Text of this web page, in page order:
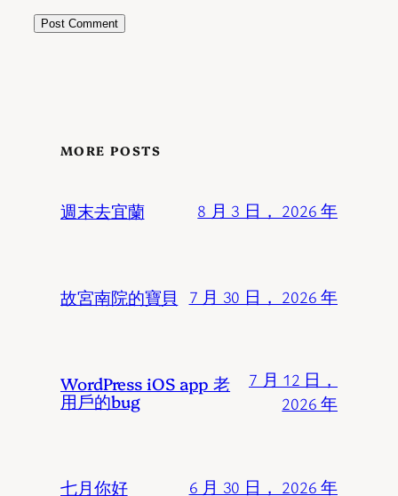
MORE POSTS
週末去宜蘭 8 月 3 日， 2026 年
故宮南院的寶貝 7 月 30 日， 2026 年
WordPress iOS app 老
用戶的bug
7 月 12 日，
2026 年
七月你好 6 月 30 日， 2026 年